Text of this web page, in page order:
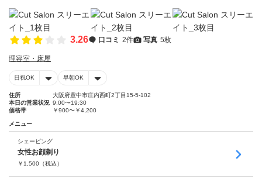
3.26 口コミ 2件 写真 5枚
理容室・床屋
日祝OK 早朝OK
住所
大阪府豊中市庄内西町2丁目15-5-102
本日の営業状況 9:00〜19:30
価格帯
￥900〜￥4,200
メニュー
シェービング
女性お顔剃り
￥ 1,500 （税込）